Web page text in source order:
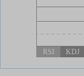
RSI KDJ